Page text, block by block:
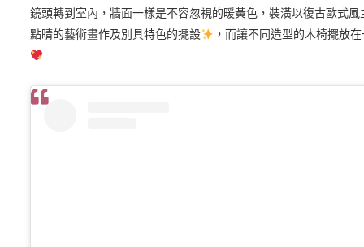
鏡頭轉到室內，牆面一樣是不容忽視的暖黃色，裝潢以復古歐式
點睛的藝術畫作及別具特色的擺設
，而讓不同造型的木椅擺放